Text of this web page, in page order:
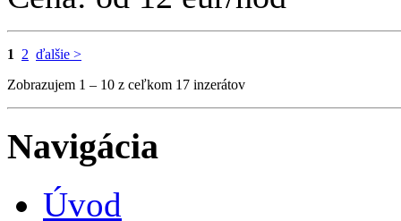
1 2 ďalšie >
Zobrazujem 1 – 10 z ceľkom 17 inzerátov
Navigácia
Úvod